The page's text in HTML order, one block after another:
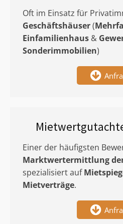
Oft im Einsatz für
Geschäftshäuser(
Einfamilienhaus &
Sonderimmobilien)
Einer der häufigsten
Marktwertermittlung
spezialisiert auf
Mietverträge.